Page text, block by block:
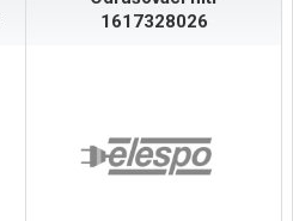
1617328026